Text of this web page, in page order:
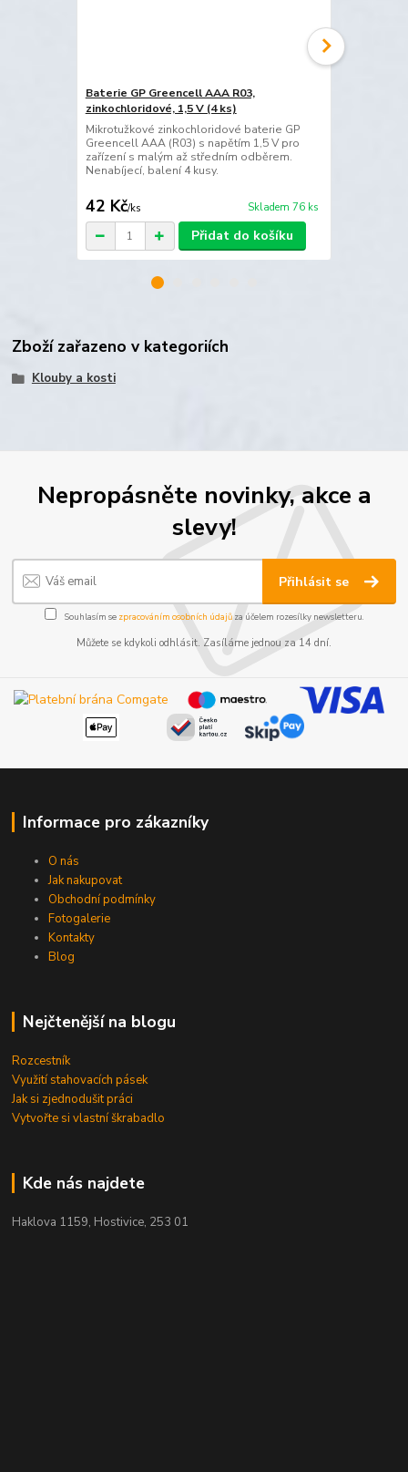
Baterie GP Greencell AAA R03,
zinkochloridové, 1,5 V (4 ks)
Mikrotužkové zinkochloridové baterie GP
Greencell AAA (R03) s napětím 1,5 V pro
zařízení s malým až středním odběrem.
Nenabíjecí, balení 4 kusy.
42 Kč/ks Skladem 76 ks
Přidat do košíku
Zboží zařazeno v kategoriích
Klouby a kosti
Nepropásněte novinky, akce a
slevy!
Přihlásit se
Souhlasím se zpracováním osobních údajůza účelem rozesílky newsletteru.
Můžete se kdykoli odhlásit. Zasíláme jednou za 14 dní.
Informace pro zákazníky
O nás
Jak nakupovat
Obchodní podmínky
Fotogalerie
Kontakty
Blog
Nejčtenější na blogu
Rozcestník
Využití stahovacích pásek
Jak si zjednodušit práci
Vytvořte si vlastní škrabadlo
Kde nás najdete
Haklova 1159, Hostivice, 253 01